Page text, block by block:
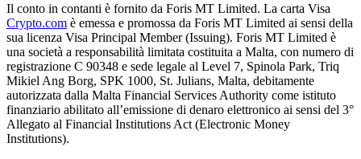
Il conto in contanti è fornito da Foris MT Limited. La carta Visa
Crypto.com è emessa e promossa da Foris MT Limited ai sensi della
sua licenza Visa Principal Member (Issuing). Foris MT Limited è
una società a responsabilità limitata costituita a Malta, con numero di
registrazione C 90348 e sede legale al Level 7, Spinola Park, Triq
Mikiel Ang Borg, SPK 1000, St. Julians, Malta, debitamente
autorizzata dalla Malta Financial Services Authority come istituto
finanziario abilitato all’emissione di denaro elettronico ai sensi del 3°
Allegato al Financial Institutions Act (Electronic Money
Institutions).